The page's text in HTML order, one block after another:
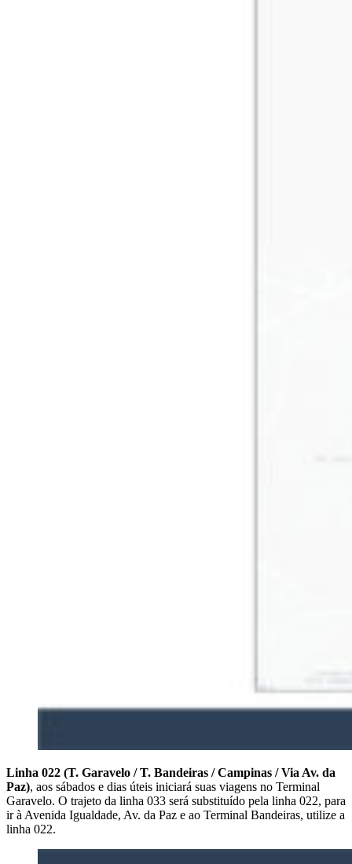
Linha 022 (T. Garavelo / T. Bandeiras / Campinas / Via Av. da
Paz), aos sábados e dias úteis iniciará suas viagens no Terminal
Garavelo. O trajeto da linha 033 será substituído pela linha 022, para
ir à Avenida Igualdade, Av. da Paz e ao Terminal Bandeiras, utilize a
linha 022.